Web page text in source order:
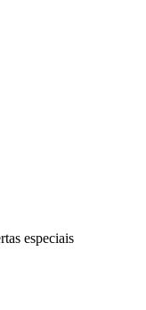
especiais